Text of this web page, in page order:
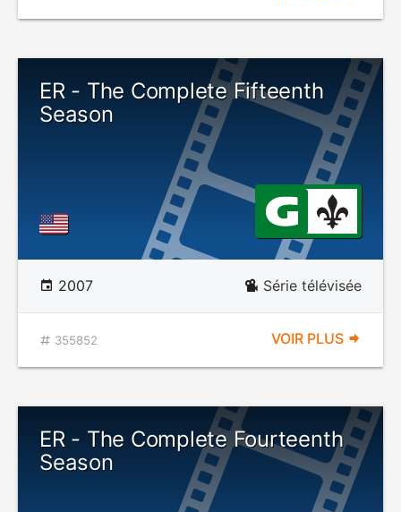
ER - The Complete Fifteenth
Season
2007 Série télévisée
355852 VOIR PLUS
ER - The Complete Fourteenth
Season